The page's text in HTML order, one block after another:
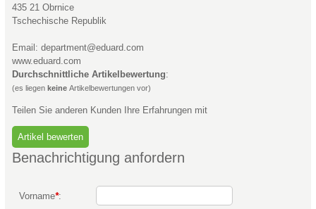
435 21 Obrnice
Tschechische Republik
Email: department@eduard.com
www.eduard.com
Durchschnittliche Artikelbewertung:
(es liegen keine Artikelbewertungen vor)
Teilen Sie anderen Kunden Ihre Erfahrungen mit
Benachrichtigung anfordern
Vorname*: